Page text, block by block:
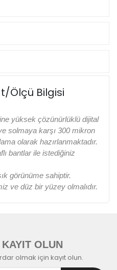
Ölçü Bilgisi
yüksek çözünürlüklü dijital
solmaya karşı 300 mikron
olarak hazırlanmaktadır.
bantlar ile istediğiniz
görünüme sahiptir.
ve düz bir yüzey olmalıdır.
OLUN
olmak için kayıt olun.